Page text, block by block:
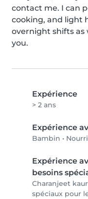
contact me. I can
cooking, and light
overnight shifts as
you.
Expérience
> 2 ans
Expérience
Bambin •
Expérience
besoins
Charanjeet
spéciaux pour